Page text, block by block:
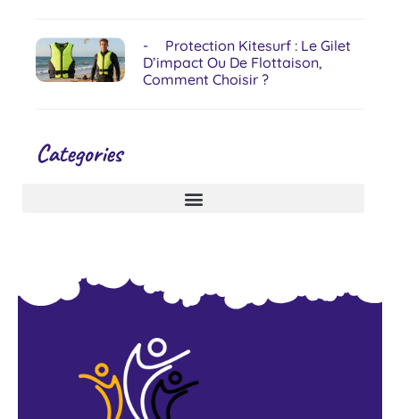
Protection Kitesurf : Le Gilet
D’impact Ou De Flottaison,
Comment Choisir ?
Categories